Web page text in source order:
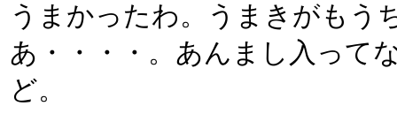
うまかったわ。うまきがもう
あ・・・・。あんまし入って
ど。